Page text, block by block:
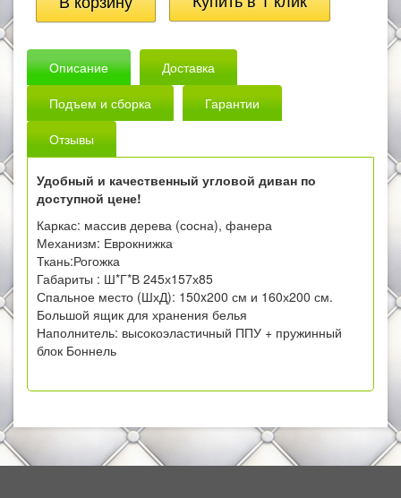
Описание
Доставка
Подъем и сборка
Гарантии
Отзывы
Удобный и качественный угловой диван по
доступной цене!
Каркас: массив дерева (сосна), фанера
Механизм: Еврокнижка
Ткань:Рогожка
Габариты : Ш*Г*В 245х157х85
Спальное место (ШхД): 150x200 см и 160х200 см.
Большой ящик для хранения белья
Наполнитель: высокоэластичный ППУ + пружинный
блок Боннель